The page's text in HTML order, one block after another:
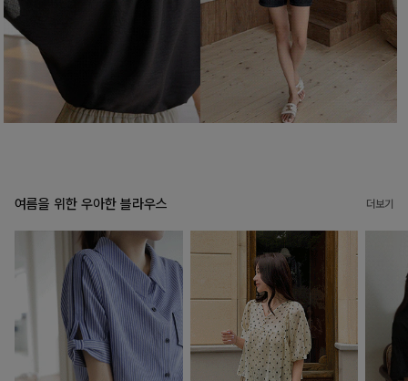
여름을 위한 우아한 블라우스 더보기